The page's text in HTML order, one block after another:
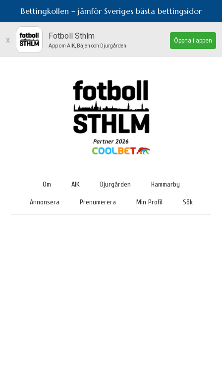
Bettingkollen – jämför Sveriges bästa bettingsidor
x Fotboll Sthlm
App om AIK, Bajen och Djurgården
Öppna i appen
Om AIK Djurgården Hammarby
Annonsera Prenumerera Min Profil Sök